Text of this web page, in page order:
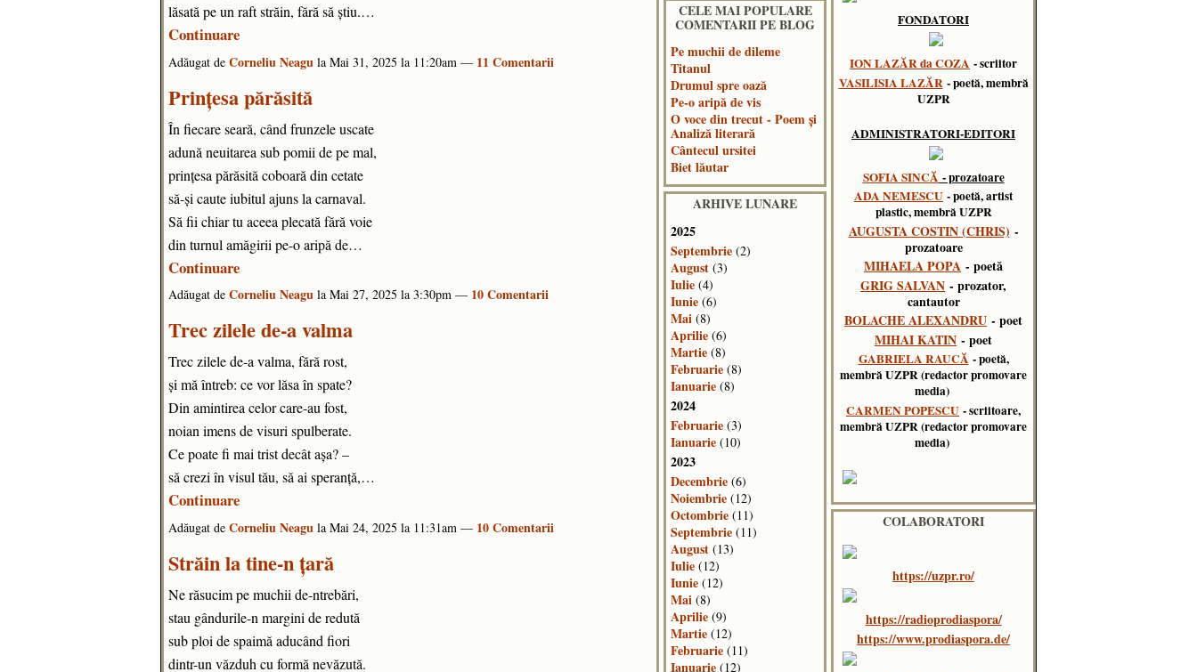
lăsată pe un raft străin, fără să știu.…
Continuare
Adăugat de Corneliu Neagu la Mai 31, 2025 la 11:20am — 11 Comentarii
Prințesa părăsită
În fiecare seară, când frunzele uscate
adună neuitarea sub pomii de pe mal,
prințesa părăsită coboară din cetate
să-și caute iubitul ajuns la carnaval.
Să fii chiar tu aceea plecată fără voie
din turnul amăgirii pe-o aripă de…
Continuare
Adăugat de Corneliu Neagu la Mai 27, 2025 la 3:30pm — 10 Comentarii
Trec zilele de-a valma
Trec zilele de-a valma, fără rost,
și mă întreb: ce vor lăsa în spate?
Din amintirea celor care-au fost,
noian imens de visuri spulberate.
Ce poate fi mai trist decât așa? –
să crezi în visul tău, să ai speranță,…
Continuare
Adăugat de Corneliu Neagu la Mai 24, 2025 la 11:31am — 10 Comentarii
Străin la tine-n țară
Ne răsucim pe muchii de-ntrebări,
stau gândurile-n margini de redută
sub ploi de spaimă aducând fiori
dintr-un văzduh cu formă nevăzută.
CELE MAI POPULARE
COMENTARII PE BLOG
Pe muchii de dileme
Titanul
Drumul spre oază
Pe-o aripă de vis
O voce din trecut - Poem și
Analiză literară
Cântecul ursitei
Biet lăutar
ARHIVE LUNARE
2025
Septembrie (2)
August (3)
Iulie (4)
Iunie (6)
Mai (8)
Aprilie (6)
Martie (8)
Februarie (8)
Ianuarie (8)
2024
Februarie (3)
Ianuarie (10)
2023
Decembrie (6)
Noiembrie (12)
Octombrie (11)
Septembrie (11)
August (13)
Iulie (12)
Iunie (12)
Mai (8)
Aprilie (9)
Martie (12)
Februarie (11)
Ianuarie (12)
FONDATORI
ION LAZĂR da COZA - scriitor
VASILISIA LAZĂR - poetă, membră
UZPR
ADMINISTRATORI-EDITORI
SOFIA SINCĂ - prozatoare
ADA NEMESCU - poetă, artist
plastic, membră UZPR
AUGUSTA COSTIN (CHRIS) -
prozatoare
MIHAELA POPA - poetă
GRIG SALVAN - prozator,
cantautor
BOLACHE ALEXANDRU - poet
MIHAI KATIN - poet
GABRIELA RAUCĂ - poetă,
membră UZPR (redactor promovare
media)
CARMEN POPESCU - scriitoare,
membră UZPR (redactor promovare
media)
COLABORATORI
https://uzpr.ro/
https://radioprodiaspora/
https://www.prodiaspora.de/